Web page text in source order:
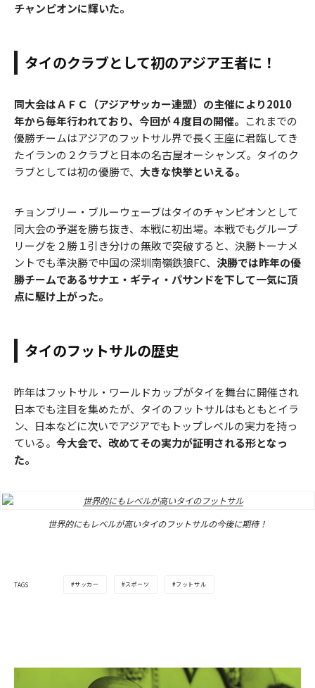
チャンピオンに輝いた。
タイのクラブとして初のアジア王者に！
同大会はＡＦＣ（アジアサッカー連盟）の主催により2010
年から毎年行われており、今回が４度目の開催。 これまでの
優勝チームはアジアのフットサル界で長く王座に君臨してき
たイランの２クラブと日本の名古屋オーシャンズ。タイのク
ラブとしては初の優勝で、 大きな快挙といえる。
チョンブリー・ブルーウェーブはタイのチャンピオンとして
同大会の予選を勝ち抜き、本戦に初出場。本戦でもグループ
リーグを２勝１引き分けの無敗で突破すると、決勝トーナメ
ントでも準決勝で中国の深圳南嶺鉄狼FC、 決勝では昨年の優
勝チームであるサナエ・ギティ・パサンドを下して一気に頂
点に駆け上がった。
タイのフットサルの歴史
昨年はフットサル・ワールドカップがタイを舞台に開催され
日本でも注目を集めたが、タイのフットサルはもともとイラ
ン、日本などに次いでアジアでもトップレベルの実力を持っ
ている。 今大会で、改めてその実力が証明される形となっ
た。
世界的にもレベルが高いタイのフットサルの今後に期待！
TAGS サッカー スポーツ フットサル